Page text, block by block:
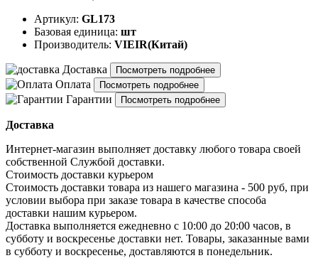
Артикул: GL173
Базовая единица: шт
Производитель: VIEIR(Китай)
Доставка Посмотреть подробнее
Оплата Посмотреть подробнее
Гарантии Посмотреть подробнее
Доставка
Интернет-магазин выполняет доставку любого товара своей
собственной Службой доставки.
Стоимость доставки курьером
Стоимость доставки товара из нашего магазина - 500 руб, при
условии выбора при заказе товара в качестве способа
доставки нашим курьером.
Доставка выполняется ежедневно с 10:00 до 20:00 часов, в
субботу и воскресенье доставки нет. Товары, заказанные вами
в субботу и воскресенье, доставляются в понедельник.